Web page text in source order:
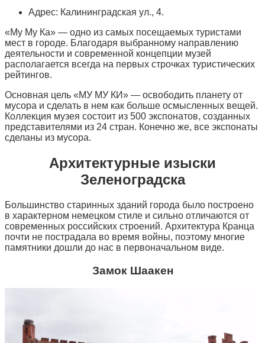
Адрес: Калининградская ул., 4.
«Му Му Ка» — одно из самых посещаемых туристами
мест в городе. Благодаря выбранному направлению
деятельности и современной концепции музей
располагается всегда на первых строчках туристических
рейтингов.
Основная цель «МУ МУ КИ» — освободить планету от
мусора и сделать в нем как больше осмысленных вещей.
Коллекция музея состоит из 500 экспонатов, созданных
представителями из 24 стран. Конечно же, все экспонаты
сделаны из мусора.
Архитектурные изыски
Зеленоградска
Большинство старинных зданий города было построено
в характерном немецком стиле и сильно отличаются от
современных российских строений. Архитектура Кранца
почти не пострадала во время войны, поэтому многие
памятники дошли до нас в первоначальном виде.
Замок Шаакен